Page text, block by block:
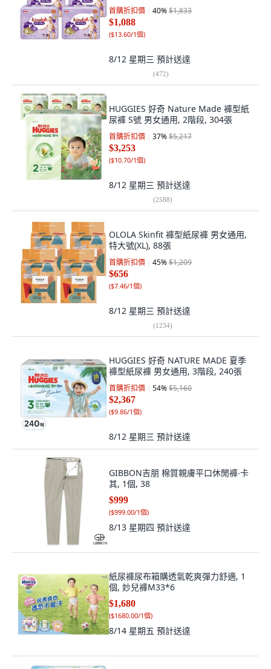
首購折扣價 40%$1,833
$1,088
($13.60/1個)
8/12 星期三 預計送達
(472)
HUGGIES 好奇 Nature Made 褲型紙
尿褲 S號 男女通用, 2階段, 304張
首購折扣價 37%$5,217
$3,253
($10.70/1個)
8/12 星期三 預計送達
(2588)
OLOLA Skinfit 褲型紙尿褲 男女通用,
特大號(XL), 88張
首購折扣價 45%$1,209
$656
($7.46/1個)
8/12 星期三 預計送達
(1234)
HUGGIES 好奇 NATURE MADE 夏季
褲型紙尿褲 男女通用, 3階段, 240張
首購折扣價 54%$5,160
$2,367
($9.86/1個)
8/12 星期三 預計送達
GIBBON吉朋 棉質親膚平口休閒褲‧卡
其, 1個, 38
$999
($999.00/1個)
8/13 星期四 預計送達
紙尿褲尿布箱購透氣乾爽彈力舒適, 1
個, 妙兒褲M33*6
$1,680
($1680.00/1個)
8/14 星期五 預計送達